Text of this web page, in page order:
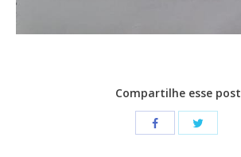
Compartilhe esse post